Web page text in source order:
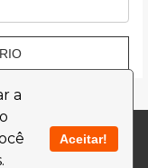
a
Aceitar!
Uso